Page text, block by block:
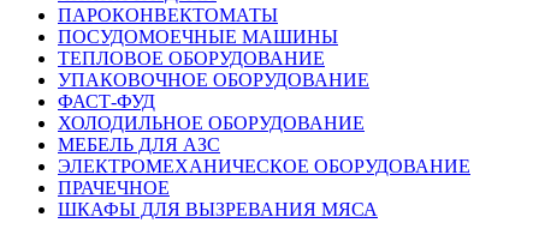
ПАРОКОНВЕКТОМАТЫ
ПОСУДОМОЕЧНЫЕ МАШИНЫ
ТЕПЛОВОЕ ОБОРУДОВАНИЕ
УПАКОВОЧНОЕ ОБОРУДОВАНИЕ
ФАСТ-ФУД
ХОЛОДИЛЬНОЕ ОБОРУДОВАНИЕ
МЕБЕЛЬ ДЛЯ АЗС
ЭЛЕКТРОМЕХАНИЧЕСКОЕ ОБОРУДОВАНИЕ
ПРАЧЕЧНОЕ
ШКАФЫ ДЛЯ ВЫЗРЕВАНИЯ МЯСА